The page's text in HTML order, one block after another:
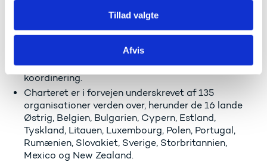
Tillad valgte
Afvis
vegne af uddannelses og forskningsministeren
ansvar for regulering af danske aktiviteter i det
ydre rum. Det gælder bl.a. spørgsmål vedrørende
godkendelse, kontrol og regulering af opsendelse af
rumgenstande, deltagelse i internationalt
samarbejde samt ansvar for tværministeriel
koordinering.
Charteret er i forvejen underskrevet af 135
organisationer verden over, herunder de 16 lande
Østrig, Belgien, Bulgarien, Cypern, Estland,
Tyskland, Litauen, Luxembourg, Polen, Portugal,
Rumænien, Slovakiet, Sverige, Storbritannien,
Mexico og New Zealand.